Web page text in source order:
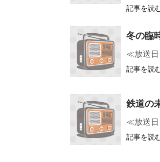
記事を読
冬の臨
≪放送日
記事を読
鉄道の
≪放送日
記事を読